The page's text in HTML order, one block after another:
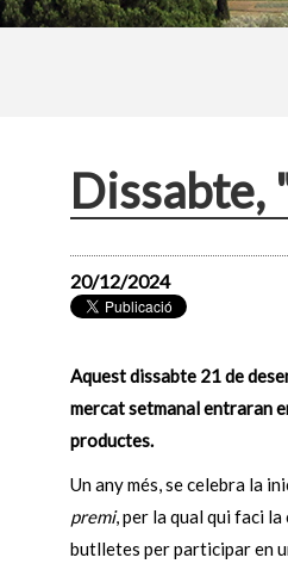
Dissabte,
20/12/2024
Aquest dissabte 21 de
mercat setmanal entraran
productes.
Un any més, se celebra la
premi, per la qual qui faci
butlletes per participar en